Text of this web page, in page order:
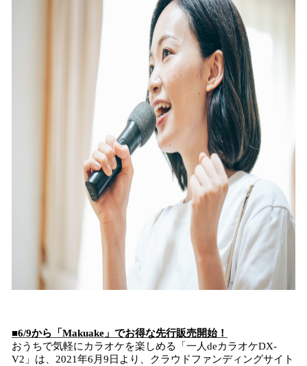
■6/9から「Makuake」でお得な先行販売開始！
おうちで気軽にカラオケを楽しめる「一人deカラオケDX-
V2」は、2021年6月9日より、クラウドファンディングサイト